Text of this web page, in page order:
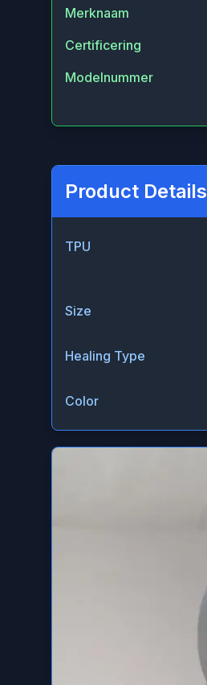
Merknaam
Certificering
Modelnummer
Product Details
TPU
Size
Healing Type
Color